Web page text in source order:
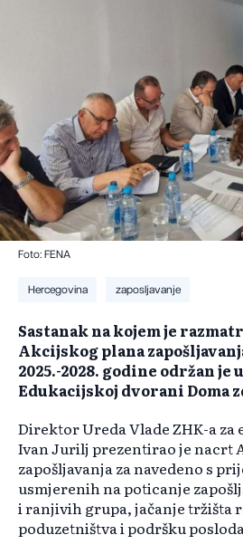
Foto: FENA
Hercegovina zaposljavanje
Sastanak na kojem je
Akcijskog plana
2025.-2028. godine održan je
Edukacijskoj dvorani Doma
Direktor Ureda Vlade ZHK-a
Ivan Jurilj prezentirao je nacrt
zapošljavanja za navedeno s
usmjerenih na poticanje
i ranjivih grupa, jačanje tržišta
poduzetništva i podršku